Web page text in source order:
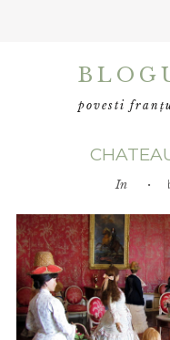
povesti
In • by